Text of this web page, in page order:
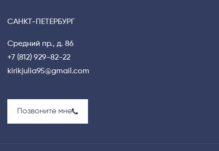
САНКТ-ПЕТЕРБУРГ
Средний пр., д. 86
+7 (812) 929-82-22
kirikjulia95@gmail.com
Позвоните мне